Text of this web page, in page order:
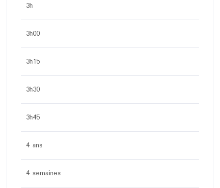
3h
3h00
3h15
3h30
3h45
4 ans
4 semaines